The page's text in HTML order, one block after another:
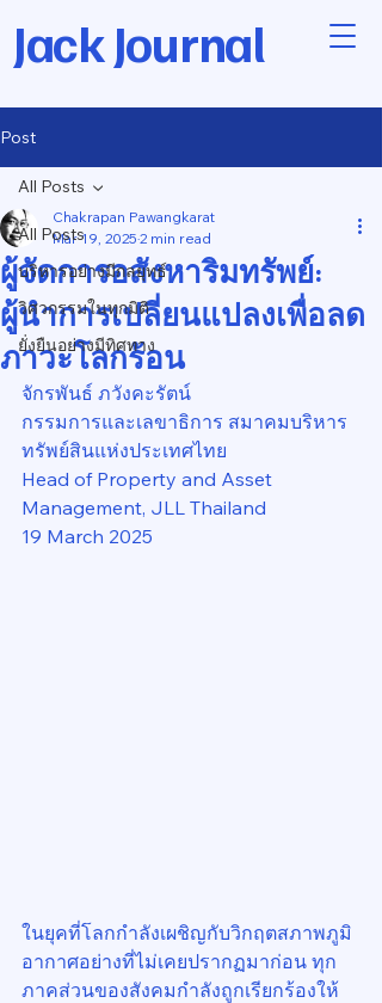
Jack Journal
Post
All Posts
บริหารอย่างมีกลยุทธ์
วิศวกรรมในทุกมิติ
ยั่งยืนอย่างมีทิศทาง
All Posts
ผู้จัดการอสังหาริมทรัพย์:
ผู้นำการเปลี่ยนแปลงเพื่อลด
ภาวะโลกร้อน
Chakrapan Pawangkarat
Mar 19, 2025 2 min read
จักรพันธ์ ภวังคะรัตน์
กรรมการและเลขาธิการ สมาคมบริหาร
ทรัพย์สินแห่งประเทศไทย
Head of Property and Asset
Management, JLL Thailand
19 March 2025
ในยุคที่โลกกำลังเผชิญกับวิกฤตสภาพภูมิ
อากาศอย่างที่ไม่เคยปรากฏมาก่อน ทุก
ภาคส่วนของสังคมกำลังถูกเรียกร้องให้